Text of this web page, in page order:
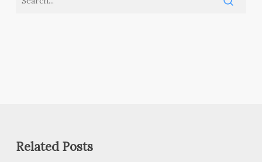
Related Posts